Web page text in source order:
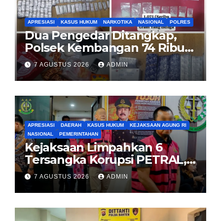
APRESIASI KASUS HUKUM NARKOTIKA NASIONAL POLRES
Dua Pengedar Ditangkap,
Polsek Kembangan 74 Ribu
Obat Keras, Sabu Hingga
Puluhan Vape Etomidate
Diamankan
7 AGUSTUS 2026 ADMIN
APRESIASI DAERAH KASUS HUKUM
KEJAKSAAN AGUNG RI
NASIONAL
PEMERINTAHAN
Kejaksaan Limpahkan 6
Tersangka Korupsi PETRAL,
PES dan ISC ke PN Tipikor
Jakarta Pusat
7 AGUSTUS 2026 ADMIN